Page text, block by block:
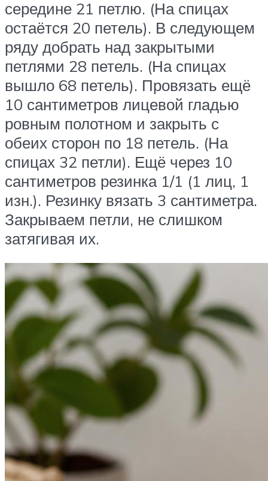
середине 21 петлю. (На спицах
остаётся 20 петель). В следующем
ряду добрать над закрытыми
петлями 28 петель. (На спицах
вышло 68 петель). Провязать ещё
10 сантиметров лицевой гладью
ровным полотном и закрыть с
обеих сторон по 18 петель. (На
спицах 32 петли). Ещё через 10
сантиметров резинка 1/1 (1 лиц, 1
изн.). Резинку вязать 3 сантиметра.
Закрываем петли, не слишком
затягивая их.